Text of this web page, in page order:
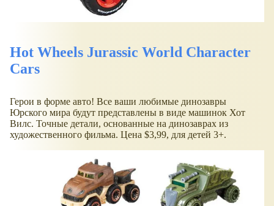
Hot Wheels Jurassic World Character
Cars
Герои в форме авто! Все ваши любимые динозавры
Юрского мира будут представлены в виде машинок Хот
Вилс. Точные детали, основанные на динозаврах из
художественного фильма. Цена $3,99, для детей 3+.